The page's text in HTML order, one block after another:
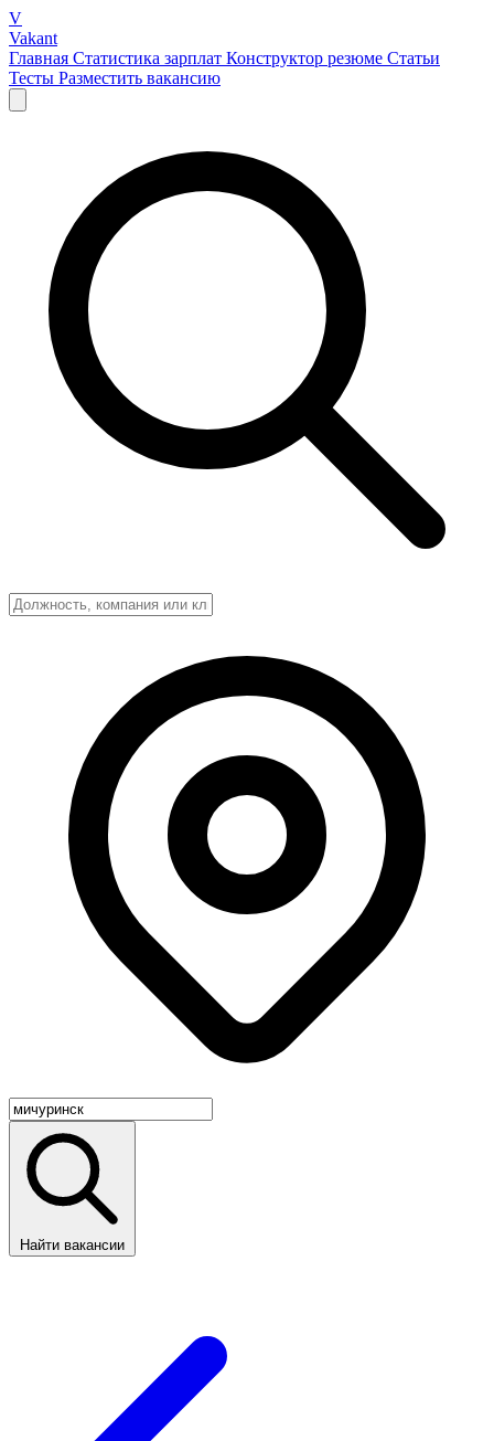
V
Vakant
Главная Статистика зарплат Конструктор резюме Статьи
Тесты Разместить вакансию
Найти вакансии